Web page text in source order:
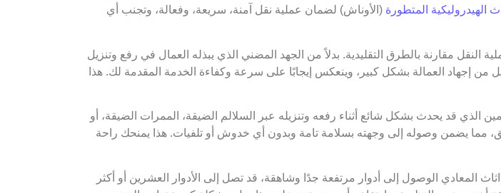
الهيدروليكية المتطورة (الأوناش) لضمان عملية نقل آمنة، سريعة، وفعالة، وتجنب أي
مقارنة بالطرق التقليدية. بدلاً من الجهد المضني الذي يبذله العمال في رفع وتنزيل
من إجهاد العمالة بشكل كبير، وينعكس إيجابًا على سرعة وكفاءة الخدمة المقدمة لك. هذا
قد يحدث بشكل شائع أثناء رفعه وتنزيله عبر السلالم الضيقة، الممرات الضيقة، أو
مما يضمن وصوله إلى وجهته بسلامة تامة وبدون أي خدوش أو تلفيات. هذا يمنحك راحة
المعادي الوصول إلى أدوار مرتفعة جدًا وشاهقة، قد تصل إلى الأدوار العشرين أو أكثر